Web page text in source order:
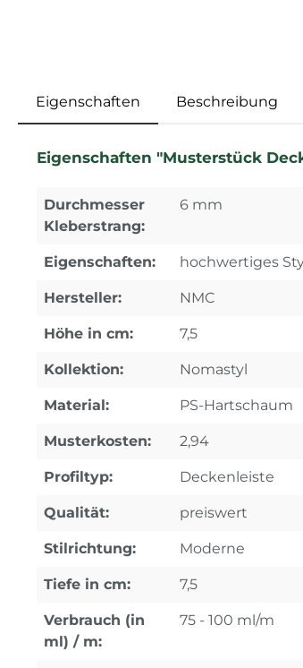
Eigenschaften Beschreibung
Eigenschaften "Musterstück
Durchmesser
Kleberstrang:
6 mm
Eigenschaften: hochwertiges
Hersteller: NMC
Höhe in cm: 7,5
Kollektion: Nomastyl
Material: PS-Hartschaum
Musterkosten: 2,94
Profiltyp: Deckenleiste
Qualität: preiswert
Stilrichtung: Moderne
Tiefe in cm: 7,5
Verbrauch (in
ml) / m:
75 - 100 ml/m